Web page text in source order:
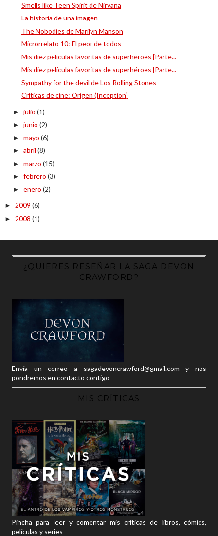
Smells like Teen Spirit de Nirvana
La historia de una imagen
The Nobodies de Marilyn Manson
Microrrelato 10: El peor de todos
Mis diez películas favoritas de superhéroes [Parte...
Mis diez películas favoritas de superhéroes [Parte...
Sympathy for the devil de Los Rolling Stones
Críticas de cine: Origen (Inception)
► julio (1)
► junio (2)
► mayo (6)
► abril (8)
► marzo (15)
► febrero (3)
► enero (2)
► 2009 (6)
► 2008 (1)
¿QUIERES RESEÑAR LA SAGA DEVON
CRAWFORD?
Envía un correo a sagadevoncrawford@gmail.com y nos
pondremos en contacto contigo
MIS CRÍTICAS
Pincha para leer y comentar mis críticas de libros, cómics,
películas y series